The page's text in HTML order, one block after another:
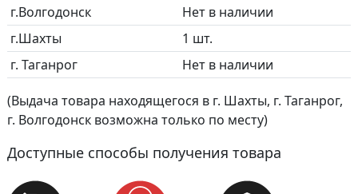
г.Волгодонск
Нет в наличии
г.Шахты
1 шт.
г. Таганрог
Нет в наличии
(Выдача товара находящегося в г. Шахты, г. Таганрог,
г. Волгодонск возможна только по месту)
Доступные способы получения товара